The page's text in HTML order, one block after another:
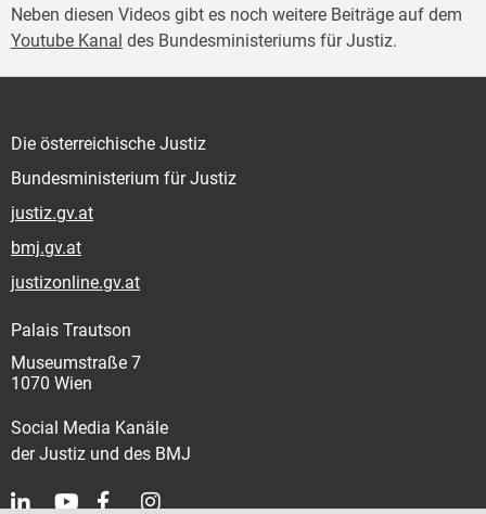
Neben diesen Videos gibt es noch weitere Beiträge auf dem
Youtube Kanal des Bundesministeriums für Justiz.
Die österreichische Justiz
Bundesministerium für Justiz
justiz.gv.at
bmj.gv.at
justizonline.gv.at
Palais Trautson
Museumstraße 7
1070 Wien
Social Media Kanäle
der Justiz und des BMJ